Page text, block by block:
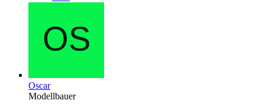
Oscar
Modellbauer